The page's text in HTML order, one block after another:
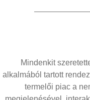
Mindenkit
alkalmából tartott
termelői piac a